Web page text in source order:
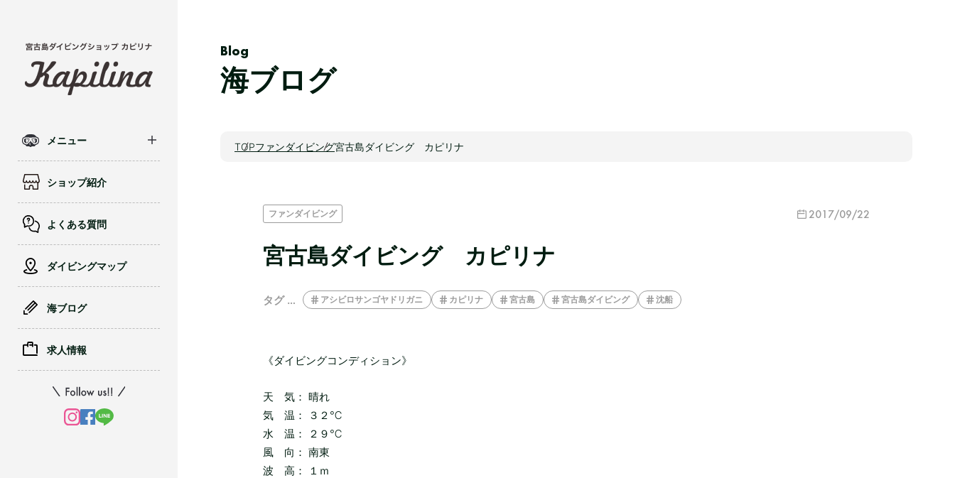
メニュー
ショップ紹介
よくある質問
ダイビングマップ
海ブログ
求人情報
Blog
海ブログ
TOPファンダイビング宮古島ダイビング カピリナ
ファンダイビング 2017/09/22
宮古島ダイビング カピリナ
タグ … アシビロサンゴヤドリガニ カピリナ 宮古島 宮古島ダイビング 沈船
《ダイビングコンディション》
天 気： 晴れ
気 温： ３２℃
水 温： ２９℃
風 向： 南東
波 高： １ｍ